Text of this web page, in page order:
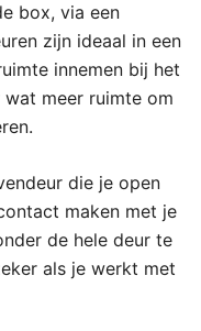
box, via een
zijn ideaal in een
innemen bij het
wat meer ruimte om
die je open
maken met je
de hele deur te
als je werkt met